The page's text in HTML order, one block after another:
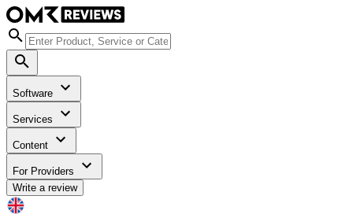
Software
Services
Content
For Providers
Write a review